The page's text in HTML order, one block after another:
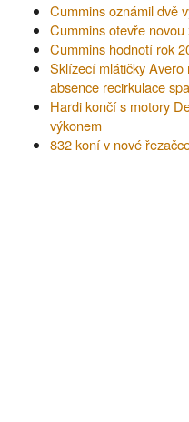
Cummins oznámil dvě
Cummins otevře
Cummins hodnotí rok
Sklízecí mlátičky
absence recirkulace
Hardi končí s motory
výkonem
832 koní v nové